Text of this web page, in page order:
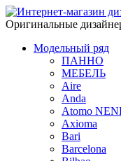
Оригинальные
Модельный ряд
ПАННО
МЕБЕЛЬ
Aire
Anda
Atomo
Axioma
Bari
Barcelona